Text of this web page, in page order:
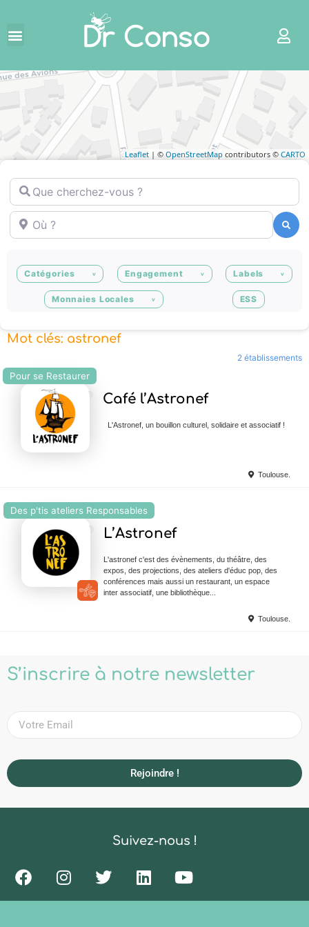
Leaflet | © OpenStreetMap contributors © CARTO
Que cherchez-vous ?
Où ?
Catégories Engagement Labels
Monnaies Locales ESS
Mot clés: astronef
2 établissements
Pour se Restaurer
Café l’Astronef
L'Astronef, un bouillon culturel, solidaire et associatif !
Toulouse.
Des p'tis ateliers Responsables
L’Astronef
L'astronef c'est des évènements, du théâtre, des
expos, des projections, des ateliers d'éduc pop, des
conférences mais aussi un restaurant, un espace
inter associatif, une bibliothèque...
Toulouse.
S’inscrire à notre newsletter
Rejoindre !
Suivez-nous !